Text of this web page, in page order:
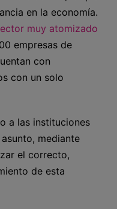
en la economía.
muy atomizado
empresas de
con
con un solo
a las instituciones
mediante
el correcto,
de esta